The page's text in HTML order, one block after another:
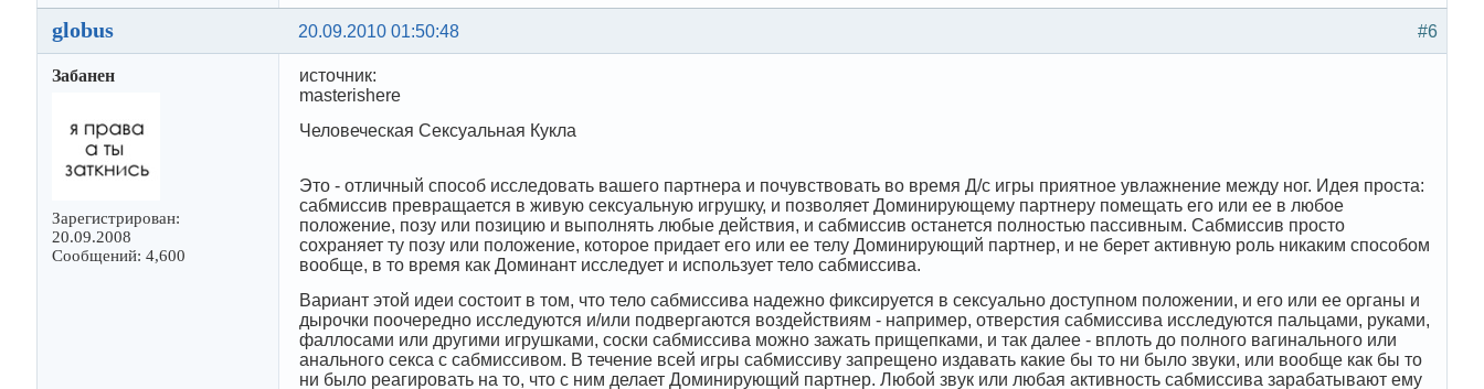
#6
20.09.2010 01:50:48
globus
Забанен
Зарегистрирован:
20.09.2008
Сообщений: 4,600
источник:
masterishere
Человеческая Сексуальная Кукла
Это - отличный способ исследовать вашего партнера и почувствовать во время Д/с игры приятное увлажнение между ног. Идея проста:
сабмиссив превращается в живую сексуальную игрушку, и позволяет Доминирующему партнеру помещать его или ее в любое
положение, позу или позицию и выполнять любые действия, и сабмиссив останется полностью пассивным. Сабмиссив просто
сохраняет ту позу или положение, которое придает его или ее телу Доминирующий партнер, и не берет активную роль никаким способом
вообще, в то время как Доминант исследует и использует тело сабмиссива.
Вариант этой идеи состоит в том, что тело сабмиссива надежно фиксируется в сексуально доступном положении, и его или ее органы и
дырочки поочередно исследуются и/или подвергаются воздействиям - например, отверстия сабмиссива исследуются пальцами, руками,
фаллосами или другими игрушками, соски сабмиссива можно зажать прищепками, и так далее - вплоть до полного вагинального или
анального секса с сабмиссивом. В течение всей игры сабмиссиву запрещено издавать какие бы то ни было звуки, или вообще как бы то
ни было реагировать на то, что с ним делает Доминирующий партнер. Любой звук или любая активность сабмиссива зарабатывают ему